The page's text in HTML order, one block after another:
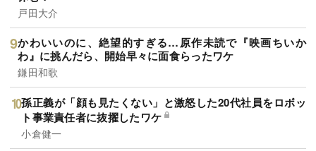
戸田大介
かわいいのに、絶望的すぎる…原作未読で『映画ちいか
わ』に挑んだら、開始早々に面食らったワケ
鎌田和歌
孫正義が「顔も見たくない」と激怒した20代社員をロボッ
ト事業責任者に抜擢したワケ
小倉健一